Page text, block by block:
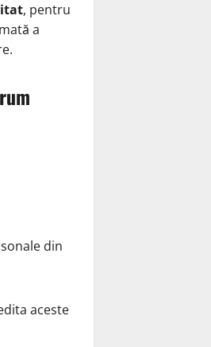
, pentru
a
din
aceste